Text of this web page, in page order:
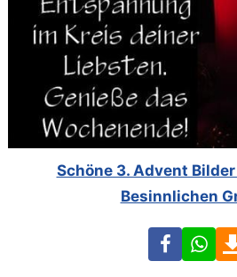
Schöne 3. Advent
Besinnlichen